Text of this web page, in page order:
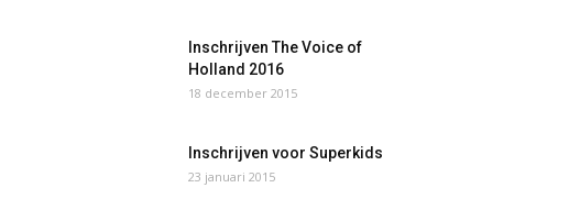
Inschrijven The Voice of
Holland 2016
18 december 2015
Inschrijven voor Superkids
23 januari 2015